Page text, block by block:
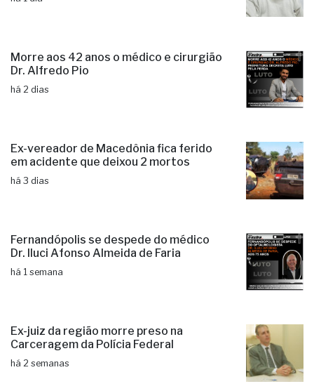
Morre aos 42 anos o médico e cirurgião
Dr. Alfredo Pio
há 2 dias
Ex-vereador de Macedônia fica ferido
em acidente que deixou 2 mortos
há 3 dias
Fernandópolis se despede do médico
Dr. Iluci Afonso Almeida de Faria
há 1 semana
Ex-juiz da região morre preso na
Carceragem da Polícia Federal
há 2 semanas